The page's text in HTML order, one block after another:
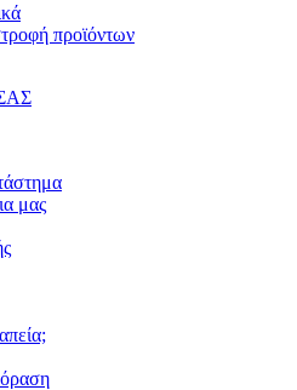
προϊόντων
μας